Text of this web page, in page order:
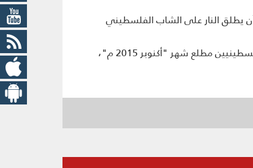
يطلق النار على الشاب الفلسطيني
ويرتفع بذلك عدد الشهداء الفلسطينيين إلى 47 بالإضافة إلى إصابة المئات بجروح منذ بدء الاعتداءات الإسرائيلية على الفلسطينيين مطلع شهر "أكنوبر 2015 م"،